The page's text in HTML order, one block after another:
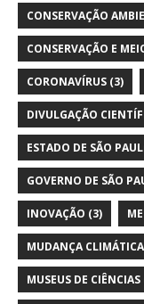
CONSERVAÇÃO
CONSERVAÇÃO E
CORONAVÍRUS (3)
DIVULGAÇÃO
ESTADO DE SÃO
GOVERNO DE SÃO
INOVAÇÃO (3)
MUDANÇA CLIMÁTICA
MUSEUS DE CIÊNCIAS